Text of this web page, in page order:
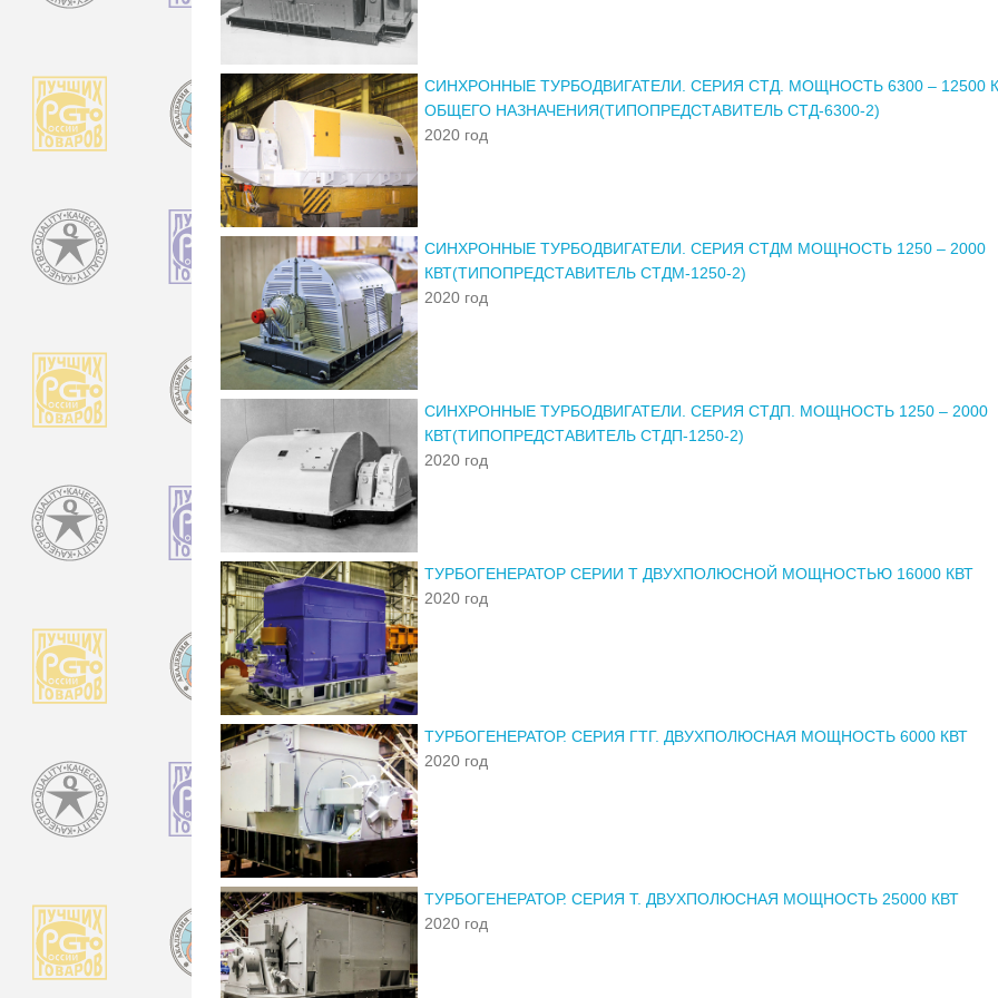
СИНХРОННЫЕ ТУРБОДВИГАТЕЛИ. СЕРИЯ СТД. МОЩНОСТЬ 6300 – 12500
ОБЩЕГО НАЗНАЧЕНИЯ(ТИПОПРЕДСТАВИТЕЛЬ СТД-6300-2)
2020 год
СИНХРОННЫЕ ТУРБОДВИГАТЕЛИ. СЕРИЯ СТДМ МОЩНОСТЬ 1250 – 2000
КВТ(ТИПОПРЕДСТАВИТЕЛЬ СТДМ-1250-2)
2020 год
СИНХРОННЫЕ ТУРБОДВИГАТЕЛИ. СЕРИЯ СТДП. МОЩНОСТЬ 1250 – 2000
КВТ(ТИПОПРЕДСТАВИТЕЛЬ СТДП-1250-2)
2020 год
ТУРБОГЕНЕРАТОР СЕРИИ Т ДВУХПОЛЮСНОЙ МОЩНОСТЬЮ 16000 КВТ
2020 год
ТУРБОГЕНЕРАТОР. СЕРИЯ ГТГ. ДВУХПОЛЮСНАЯ МОЩНОСТЬ 6000 КВТ
2020 год
ТУРБОГЕНЕРАТОР. СЕРИЯ Т. ДВУХПОЛЮСНАЯ МОЩНОСТЬ 25000 КВТ
2020 год